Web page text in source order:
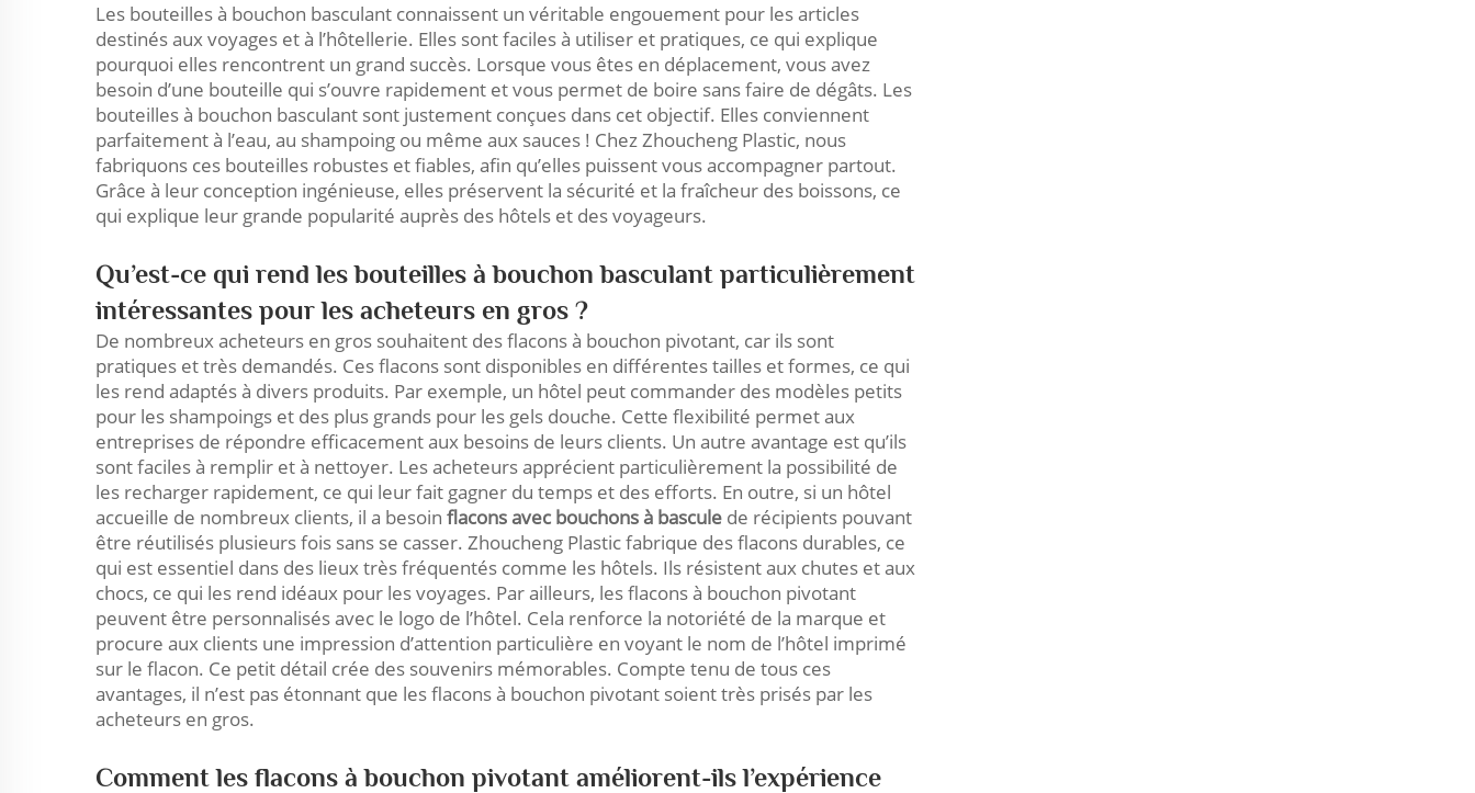
Les bouteilles à bouchon basculant connaissent un véritable engouement pour les articles
destinés aux voyages et à l’hôtellerie. Elles sont faciles à utiliser et pratiques, ce qui explique
pourquoi elles rencontrent un grand succès. Lorsque vous êtes en déplacement, vous avez
besoin d’une bouteille qui s’ouvre rapidement et vous permet de boire sans faire de dégâts. Les
bouteilles à bouchon basculant sont justement conçues dans cet objectif. Elles conviennent
parfaitement à l’eau, au shampoing ou même aux sauces ! Chez Zhoucheng Plastic, nous
fabriquons ces bouteilles robustes et fiables, afin qu’elles puissent vous accompagner partout.
Grâce à leur conception ingénieuse, elles préservent la sécurité et la fraîcheur des boissons, ce
qui explique leur grande popularité auprès des hôtels et des voyageurs.
Qu’est-ce qui rend les bouteilles à bouchon basculant particulièrement
intéressantes pour les acheteurs en gros ?
De nombreux acheteurs en gros souhaitent des flacons à bouchon pivotant, car ils sont
pratiques et très demandés. Ces flacons sont disponibles en différentes tailles et formes, ce qui
les rend adaptés à divers produits. Par exemple, un hôtel peut commander des modèles petits
pour les shampoings et des plus grands pour les gels douche. Cette flexibilité permet aux
entreprises de répondre efficacement aux besoins de leurs clients. Un autre avantage est qu’ils
sont faciles à remplir et à nettoyer. Les acheteurs apprécient particulièrement la possibilité de
les recharger rapidement, ce qui leur fait gagner du temps et des efforts. En outre, si un hôtel
accueille de nombreux clients, il a besoin flacons avec bouchons à bascule de récipients pouvant
être réutilisés plusieurs fois sans se casser. Zhoucheng Plastic fabrique des flacons durables, ce
qui est essentiel dans des lieux très fréquentés comme les hôtels. Ils résistent aux chutes et aux
chocs, ce qui les rend idéaux pour les voyages. Par ailleurs, les flacons à bouchon pivotant
peuvent être personnalisés avec le logo de l’hôtel. Cela renforce la notoriété de la marque et
procure aux clients une impression d’attention particulière en voyant le nom de l’hôtel imprimé
sur le flacon. Ce petit détail crée des souvenirs mémorables. Compte tenu de tous ces
avantages, il n’est pas étonnant que les flacons à bouchon pivotant soient très prisés par les
acheteurs en gros.
Comment les flacons à bouchon pivotant améliorent-ils l’expérience